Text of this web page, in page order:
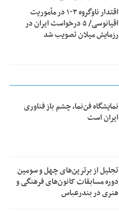
اقتدار ناوگروه ۱۰۳ در مأموریت‌
اقیانوسی/ ۵ درخواست ایران در
رزمایش میلان تصویب شد
نمایشگاه فن‌نما، چشم باز فناوری
ایران است
تجلیل از بر‌ترین‌های چهل و سومین
دوره مسابقات کانون‌های فرهنگی و
هنری در بندرعباس